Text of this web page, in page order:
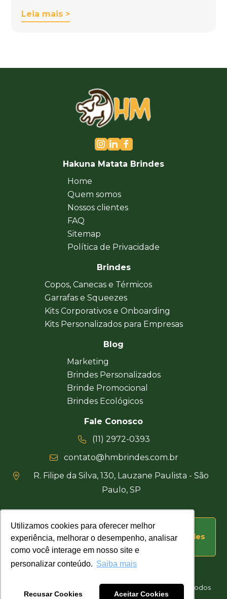
Utilizamos cookies para oferecer melhor
experiência, melhorar o desempenho, analisar
como você interage em nosso site e
personalizar conteúdo. Saiba mais
Recusar Cookies Aceitar Cookies
Utilizamos cookies para oferecer melhor
experiência, melhorar o desempenho, analisar
como você interage em nosso site e
personalizar conteúdo. Saiba mais
Recusar Cookies Aceitar Cookies
Leia mais >
Hakuna Matata Brindes
Home
Quem somos
Nossos clientes
FAQ
Sitemap
Política de Privacidade
Brindes
Copos, Canecas e Térmicos
Garrafas e Squeezes
Kits Corporativos e Onboarding
Kits Personalizados para Empresas
Blog
Marketing
Brindes Personalizados
Brinde Promocional
Brindes Ecológicos
Fale Conosco
(11) 2972-0393
contato@hmbrindes.com.br
R. Filipe da Silva, 130, Lauzane Paulista - São
Paulo, SP
Uma empresa certificada Busca Brindes
Hakuna Matata Brindes Corporativos Personalizados © Todos